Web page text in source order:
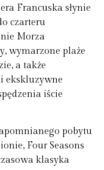
Francuska słynie
czarteru
Morza
wymarzone plaże
a także
ekskluzywne
iście
pobytu
Four Seasons
klasyka